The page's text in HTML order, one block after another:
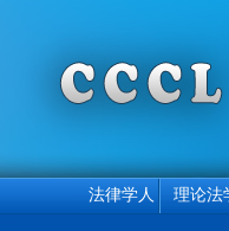
法律学人 理论法